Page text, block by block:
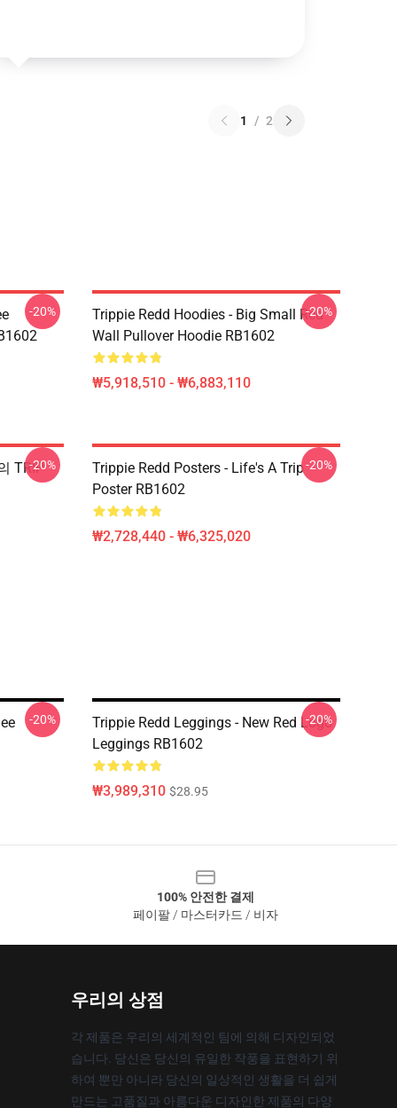
1 / 2
-20%
Trippie Redd Hoodies - Big Small Red
Wall Pullover Hoodie RB1602
₩5,918,510 - ₩6,883,110
-20%
TRIP-20%
Trippie Redd Posters - Life's A Trip
Poster RB1602
₩2,728,440 - ₩6,325,020
-20%
-20%
Trippie Redd Leggings - New Red Logo
Leggings RB1602
₩3,989,310 $28.95
-20%
100% 안전한 결제
페이팔 / 마스터카드 / 비자
우리의 상점
각 제품은 우리의 세계적인 팀에 의해 디자인되었
습니다. 당신은 당신의 유일한 작풍을 표현하기 위
하여 뿐만 아니라 당신의 일상적인 생활을 더 쉽게
만드는 고품질과 아름다운 디자인한 제품의 다양